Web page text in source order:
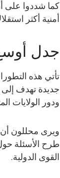
كما شددوا على
أمنية أكثر
جدل
تأتي هذه
جديدة تهدف إلى
ودور الولايات
ويرى محللون أن
طرح الأسئلة
القوى الدولية.